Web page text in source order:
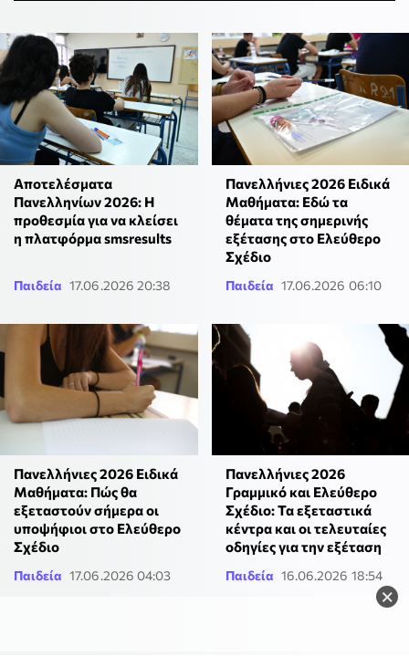
×
Αποτελέσματα
Πανελληνίων 2026: H
προθεσμία για να κλείσει
η πλατφόρμα smsresults
Παιδεία 17.06.2026 20:38
Πανελλήνιες 2026 Ειδικά
Μαθήματα: Εδώ τα
θέματα της σημερινής
εξέτασης στο Ελεύθερο
Σχέδιο
Παιδεία 17.06.2026 06:10
Πανελλήνιες 2026 Ειδικά
Μαθήματα: Πώς θα
εξεταστούν σήμερα οι
υποψήφιοι στο Ελεύθερο
Σχέδιο
Παιδεία 17.06.2026 04:03
Πανελλήνιες 2026
Γραμμικό και Ελεύθερο
Σχέδιο: Τα εξεταστικά
κέντρα και οι τελευταίες
οδηγίες για την εξέταση
Παιδεία 16.06.2026 18:54